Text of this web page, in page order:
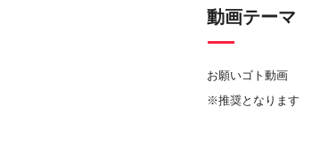
動画テーマ
お願いゴト動画
※推奨となります